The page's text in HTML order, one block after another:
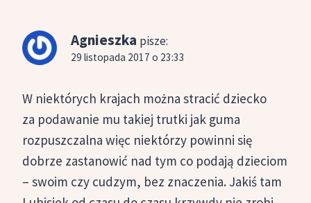
Agnieszka pisze:
29 listopada 2017 o 23:33
W niektórych krajach można stracić dziecko
za podawanie mu takiej trutki jak guma
rozpuszczalna więc niektórzy powinni się
dobrze zastanowić nad tym co podają dzieciom
– swoim czy cudzym, bez znaczenia. Jakiś tam